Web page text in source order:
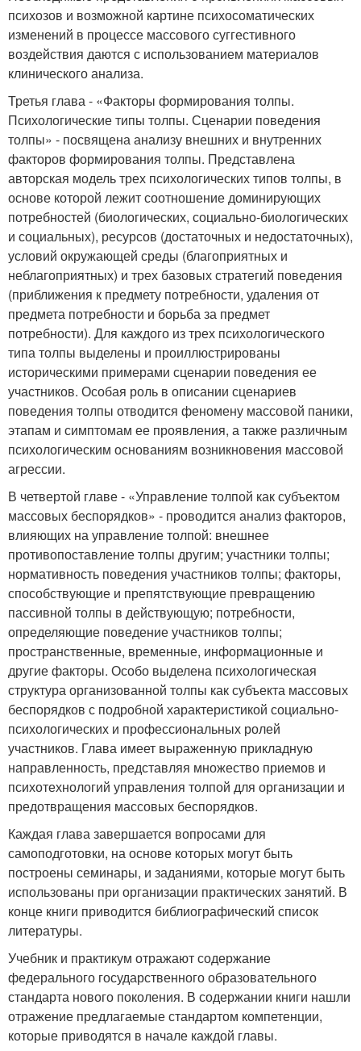
психозов и возможной картине психосоматических
изменений в процессе массового суггестивного
воздействия даются с использованием материалов
клинического анализа.
Третья глава - «Факторы формирования толпы.
Психологические типы толпы. Сценарии поведения
толпы» - посвящена анализу внешних и внутренних
факторов формирования толпы. Представлена
авторская модель трех психологических типов толпы, в
основе которой лежит соотношение доминирующих
потребностей (биологических, социально-биологических
и социальных), ресурсов (достаточных и недостаточных),
условий окружающей среды (благоприятных и
неблагоприятных) и трех базовых стратегий поведения
(приближения к предмету потребности, удаления от
предмета потребности и борьба за предмет
потребности). Для каждого из трех психологического
типа толпы выделены и проиллюстрированы
историческими примерами сценарии поведения ее
участников. Особая роль в описании сценариев
поведения толпы отводится феномену массовой паники,
этапам и симптомам ее проявления, а также различным
психологическим основаниям возникновения массовой
агрессии.
В четвертой главе - «Управление толпой как субъектом
массовых беспорядков» - проводится анализ факторов,
влияющих на управление толпой: внешнее
противопоставление толпы другим; участники толпы;
нормативность поведения участников толпы; факторы,
способствующие и препятствующие превращению
пассивной толпы в действующую; потребности,
определяющие поведение участников толпы;
пространственные, временные, информационные и
другие факторы. Особо выделена психологическая
структура организованной толпы как субъекта массовых
беспорядков с подробной характеристикой социально-
психологических и профессиональных ролей
участников. Глава имеет выраженную прикладную
направленность, представляя множество приемов и
психотехнологий управления толпой для организации и
предотвращения массовых беспорядков.
Каждая глава завершается вопросами для
самоподготовки, на основе которых могут быть
построены семинары, и заданиями, которые могут быть
использованы при организации практических занятий. В
конце книги приводится библиографический список
литературы.
Учебник и практикум отражают содержание
федерального государственного образовательного
стандарта нового поколения. В содержании книги нашли
отражение предлагаемые стандартом компетенции,
которые приводятся в начале каждой главы.